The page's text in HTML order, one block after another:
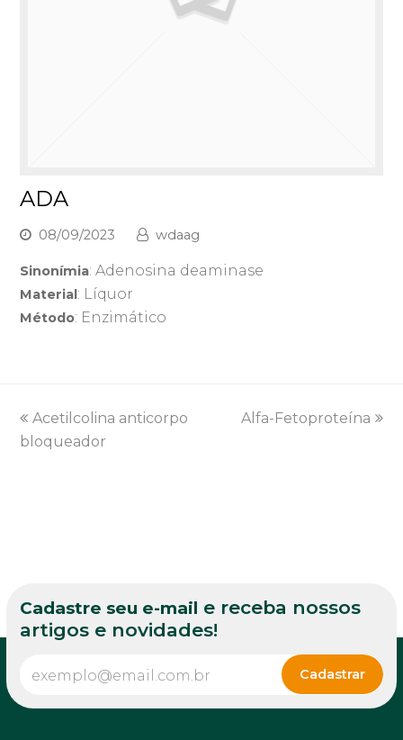
ADA
08/09/2023 wdaag
Sinonímia: Adenosina deaminase
Material: Líquor
Método: Enzimático
previous
post:
Acetilcolina anticorpo
bloqueador
next
Alfa-Fetoproteína
Cadastre seu e-mail e receba nossos
artigos e novidades!